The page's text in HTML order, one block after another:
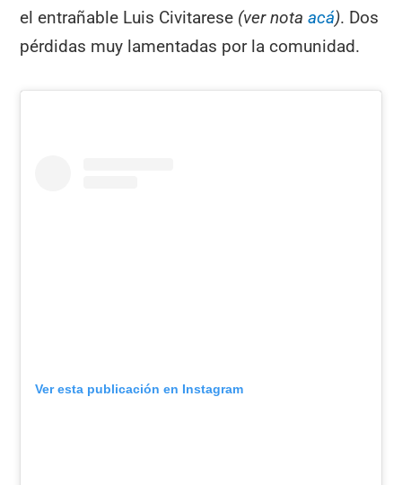
el entrañable Luis Civitarese (ver notaacá). Dos
pérdidas muy lamentadas por la comunidad.
Ver esta publicación en Instagram